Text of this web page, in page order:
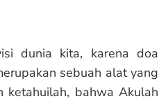
dunia kita, karena doa
sebuah alat yang
ketahuilah, bahwa Akulah